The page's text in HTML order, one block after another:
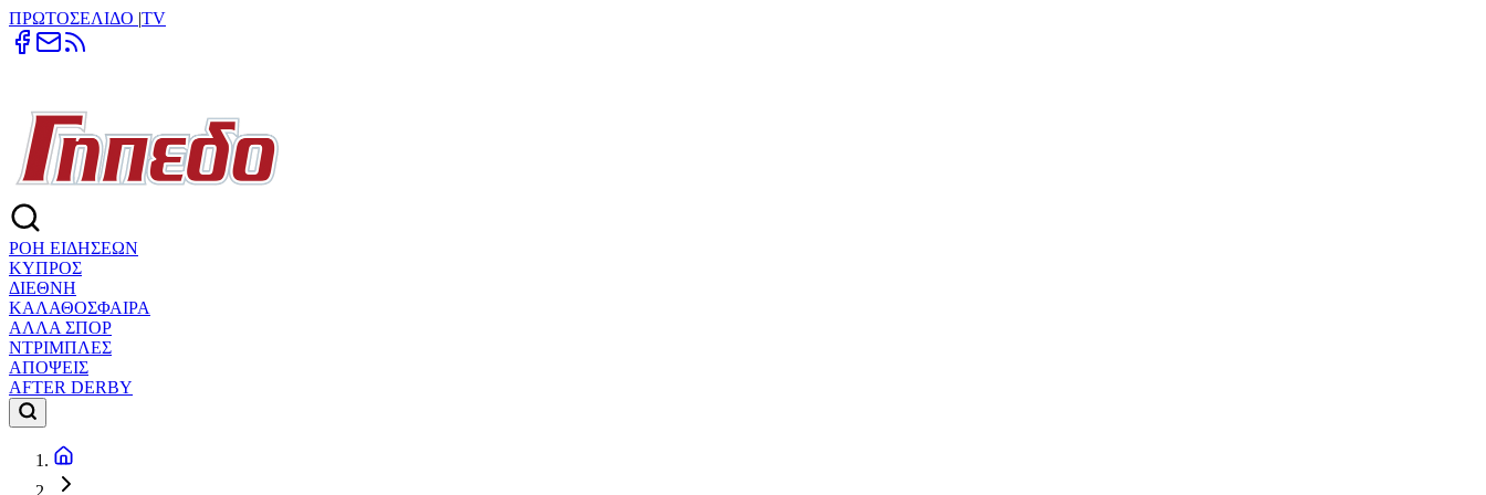
ΠΡΩΤΟΣΕΛΙΔΟ |TV
ΡΟΗ ΕΙΔΗΣΕΩΝ
ΚΥΠΡΟΣ
ΔΙΕΘΝΗ
ΚΑΛΑΘΟΣΦΑΙΡΑ
ΑΛΛΑ ΣΠΟΡ
ΝΤΡΙΜΠΛΕΣ
ΑΠΟΨΕΙΣ
AFTER DERBY